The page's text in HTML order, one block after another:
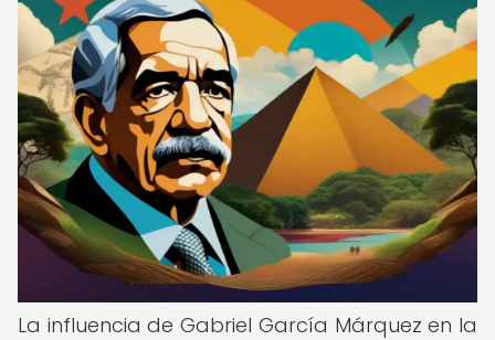
La influencia de Gabriel García Márquez en la